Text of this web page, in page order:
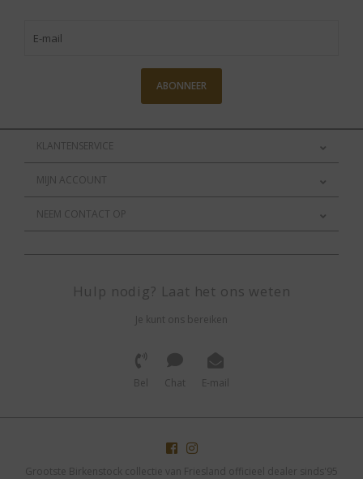
ABONNEER
KLANTENSERVICE
MIJN ACCOUNT
NEEM CONTACT OP
Hulp nodig? Laat het ons weten
Je kunt ons bereiken
Bel Chat E-mail
Grootste Birkenstock collectie van Friesland officieel dealer sinds'95